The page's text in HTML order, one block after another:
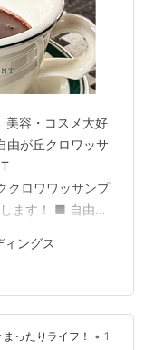
美容・コスメ大好
由が丘クロワッサ
クロワワッサンプ
ます！ ■ 自由が
ト」 ■ 一番のお
レラ」 ■ 「シト
■ その他のプレー
◆ Instagr…
ングス
ったりライフ！ • 1